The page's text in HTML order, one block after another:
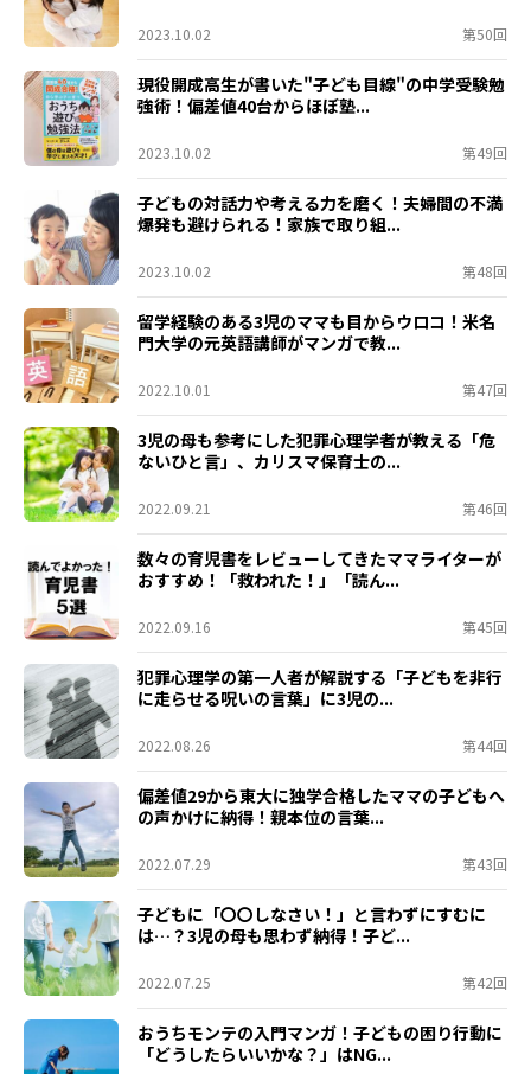
2023.10.02 第50回
現役開成高生が書いた"子ども目線"の中学受験勉
強術！偏差値40台からほぼ塾...
2023.10.02 第49回
子どもの対話力や考える力を磨く！夫婦間の不満
爆発も避けられる！家族で取り組...
2023.10.02 第48回
留学経験のある3児のママも目からウロコ！米名
門大学の元英語講師がマンガで教...
2022.10.01 第47回
3児の母も参考にした犯罪心理学者が教える「危
ないひと言」、カリスマ保育士の...
2022.09.21 第46回
数々の育児書をレビューしてきたママライターが
おすすめ！「救われた！」「読ん...
2022.09.16 第45回
犯罪心理学の第一人者が解説する「子どもを非行
に走らせる呪いの言葉」に3児の...
2022.08.26 第44回
偏差値29から東大に独学合格したママの子どもへ
の声かけに納得！親本位の言葉...
2022.07.29 第43回
子どもに「〇〇しなさい！」と言わずにすむに
は…？3児の母も思わず納得！子ど...
2022.07.25 第42回
おうちモンテの入門マンガ！子どもの困り行動に
「どうしたらいいかな？」はNG...